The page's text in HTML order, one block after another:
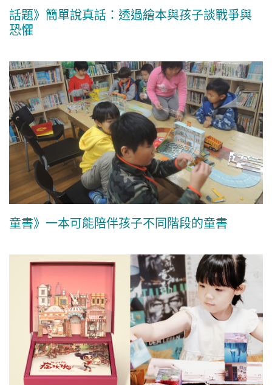
話題》簡單說真話：透過繪本與孩子談戰爭與
恐懼
童書》一本可能陪伴孩子不同階段的童書